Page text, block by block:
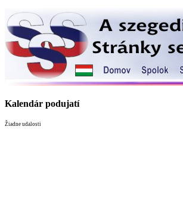
Kalendár podujatí
Žiadne udalosti